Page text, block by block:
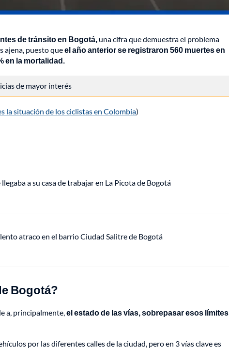
de tránsito en Bogotá, una cifra que demuestra el problema
ajena, puesto queel año anterior se registraron 560 muertes en
en la mortalidad.
de mayor interés
la situación de los ciclistas en Colombia)
a su casa de trabajar en La Picota de Bogotá
atraco en el barrio Ciudad Salitre de Bogotá
Bogotá?
a, principalmente,el estado de las vías, sobrepasar esos límites
por las diferentes calles de la ciudad, pero en 3 vías clave es